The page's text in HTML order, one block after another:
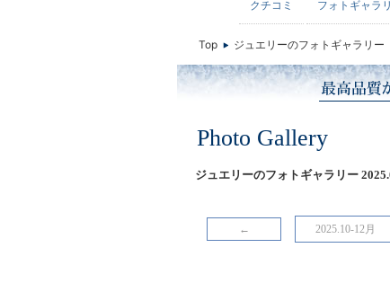
Photo Gallery
ジュエリーのフォトギャラリー
← 2025.10-12月
クチコミ フォトギャラ
Top ジュエリーのフォトギャラリー